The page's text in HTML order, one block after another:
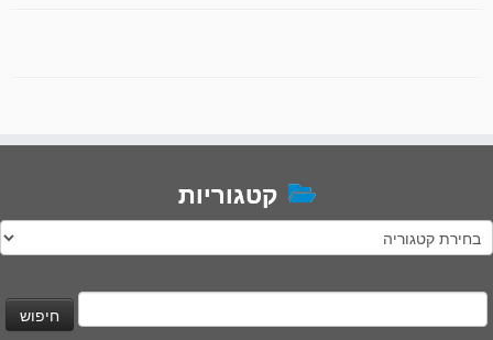
קטגוריות
קטגוריות
חיפוש: